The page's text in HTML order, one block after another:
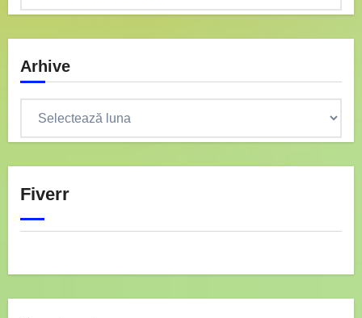
Arhive
Fiverr